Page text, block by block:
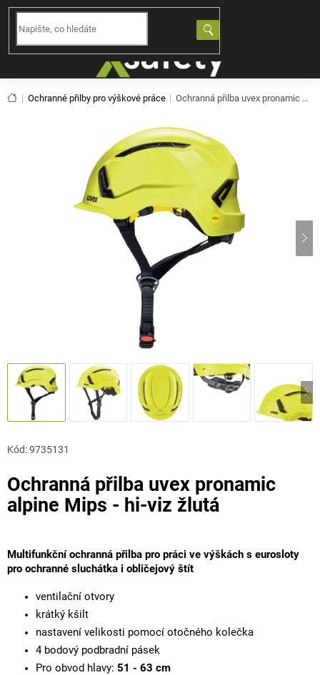
Přejít
obsah
Domů
Ochranné přilby pro výškové práce Ochranná přilba uvex pronamic alpine Mips - hi-viz žlutá
Ochranná přilba uvex pronamic
alpine Mips - hi-viz žlutá
Kód:9735131
Multifunkční ochranná přilba pro práci ve výškách s eurosloty
pro ochranné sluchátka i obličejový štít
ventilační otvory
krátký kšilt
nastavení velikosti pomocí otočného kolečka
4 bodový podbradní pásek
Pro obvod hlavy: 51 - 63 cm